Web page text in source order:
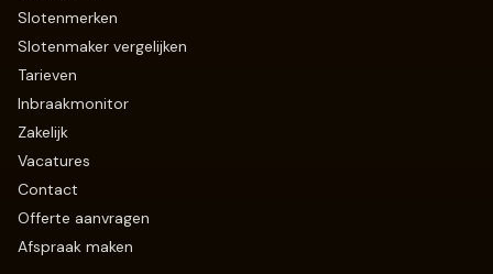
Slotenmerken
Slotenmaker vergelijken
Tarieven
Inbraakmonitor
Zakelijk
Vacatures
Contact
Offerte aanvragen
Afspraak maken